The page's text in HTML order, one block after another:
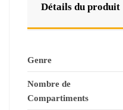
Détails du produit
Genre
Nombre de
Compartiments